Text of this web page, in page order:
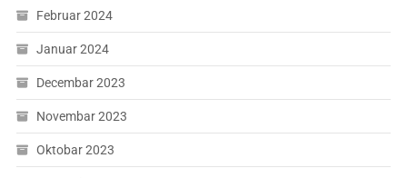
Februar 2024
Januar 2024
Decembar 2023
Novembar 2023
Oktobar 2023